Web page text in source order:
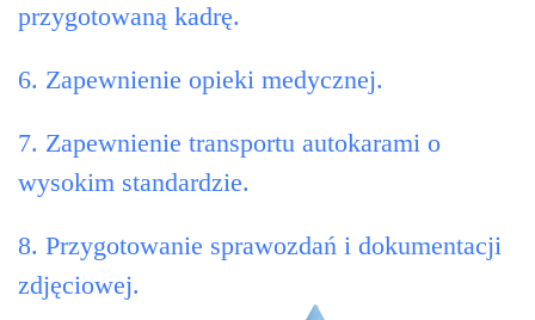
przygotowaną kadrę.
6. Zapewnienie opieki medycznej.
7. Zapewnienie transportu autokarami o
wysokim standardzie.
8. Przygotowanie sprawozdań i dokumentacji
zdjęciowej.